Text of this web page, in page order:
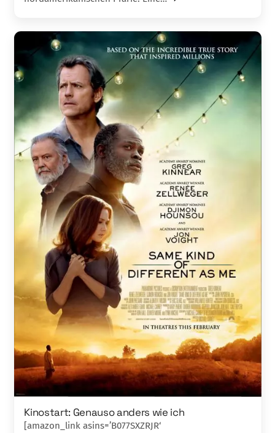
Kinostart: Genauso anders wie ich
[amazon_link asins=’B077SXZRJR‘